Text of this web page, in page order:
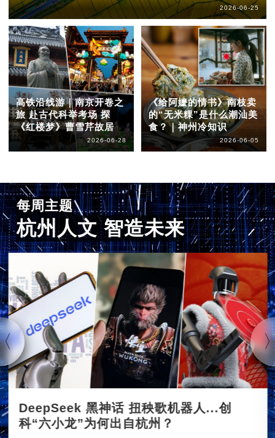
2026-06-25
高铁沿线游｜南京开卷之
旅 赴古代科举考场 探
《红楼梦》曹雪芹故居
2026-06-28
《给阿嬷的情书》南枝卖
的“无米粿”是什么潮汕美
食？｜神州冷知识
2026-06-05
每周主题
杭州人文 智造未来
DeepSeek 黑神话 扭秧歌机器人...创
科“六小龙”为何出自杭州？